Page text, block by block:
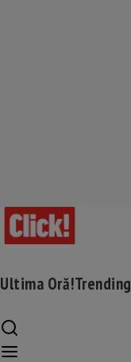
Ultima Oră!Trending